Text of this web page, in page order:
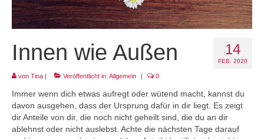
Projekt LEBEN!
14
FEB. 2020
Innen wie Außen
von Tina | Veröffentlicht in: Allgemein | 0
Immer wenn dich etwas aufregt oder wütend macht, kannst du
davon ausgehen, dass der Ursprung dafür in dir liegt. Es zeigt
dir Anteile von dir, die noch nicht geheilt sind, die du an dir
ablehnst oder nicht auslebst. Achte die nächsten Tage darauf